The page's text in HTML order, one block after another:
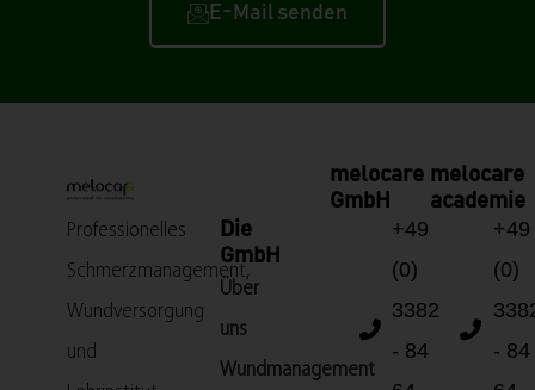
E-Mail senden
Professionelles
Schmerzmanagement,
Wundversorgung
und
Die
GmbH
Über
uns
Wundmanagement
melocare
GmbH
+49
(0)
3382
- 84
melocare
academie
+49
(0)
- 84